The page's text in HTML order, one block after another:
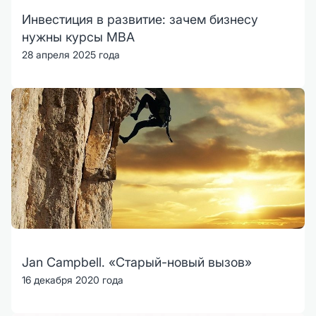
Инвестиция в развитие: зачем бизнесу
нужны курсы MBA
28 апреля 2025 года
Jan Campbell. «Старый-новый вызов»
16 декабря 2020 года